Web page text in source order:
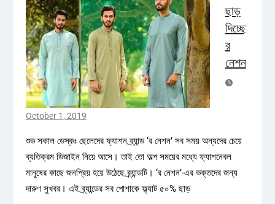
ছাড়
দিচ্ছে
র
নেশন
October 1, 2019
শুভ সকাল ডেস্কঃ ছেলেদের ফ্যাশন ব্র্যান্ড ‘র নেশন’ সব সময় অন্যদের চেয়ে
ব্যতিক্রম ডিজাইন নিয়ে আসে। তাই তো অল্প সময়ের মধ্যে ফ্যাশনেবল
মানুষের কাছে জনপ্রিয় হয়ে উঠেছে ব্র্যান্ডটি। ‘র নেশন’-এর ভক্তদের জন্য
দারুণ সুখবর। এই ব্র্যান্ডের সব পোশাকে ফ্ল্যাট ৫০% ছাড়